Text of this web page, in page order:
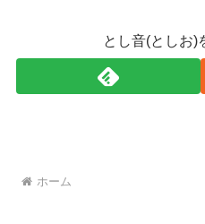
とし音(としお)
ホーム